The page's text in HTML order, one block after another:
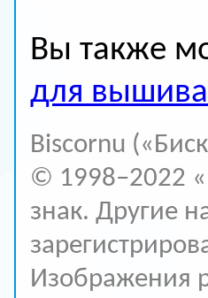
Вы также
для
Biscornu
© 1998–2022
знак. Другие
Изображения